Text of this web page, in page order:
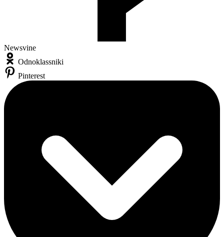
Newsvine
Odnoklassniki
Pinterest